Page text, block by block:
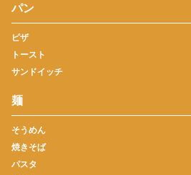
パン
ピザ
トースト
サンドイッチ
麺
そうめん
焼きそば
パスタ